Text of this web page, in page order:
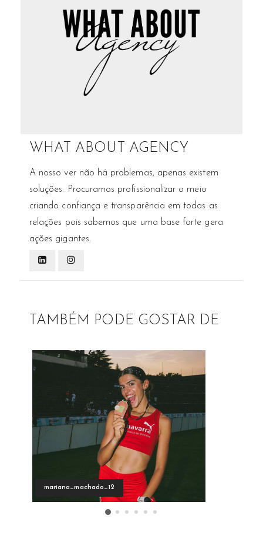
WHAT ABOUT AGENCY
A nosso ver não há problemas, apenas existem
soluções. Procuramos profissionalizar o meio
criando confiança e transparência em todas as
relações pois sabemos que uma base forte gera
ações gigantes.
TAMBÉM PODE GOSTAR DE
mariana_machado_12